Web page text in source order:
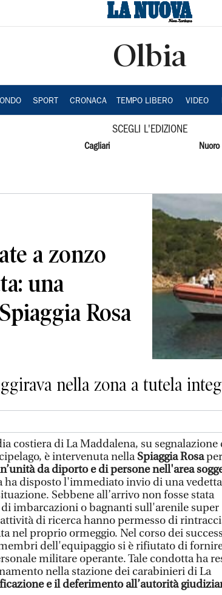
Olbia
SPORT CRONACA TEMPO LIBERO VIDEO
SCEGLI L'EDIZIONE
Cagliari Nuoro
a zonzo
una
Rosa
nella zona a tutela
costiera di La Maddalena, su segnalazione
è intervenuta nellaSpiaggia Rosa
da diporto e di persone nell'area
ha disposto l'immediato invio di una
Sebbene all’arrivo non fosse stata
imbarcazioni o bagnanti sull'arenile super
di ricerca hanno permesso di
nel proprio ormeggio. Nel corso dei
dell'equipaggio si è rifiutato di
militare operante. Tale condotta ha
nella stazione dei carabinieri di La
e il deferimento all’autorità